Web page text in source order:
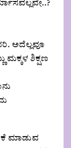
ಅದೆಲ್ಲವೂ
ಶಿಕ್ಷಣ
ಮಾಡುವ